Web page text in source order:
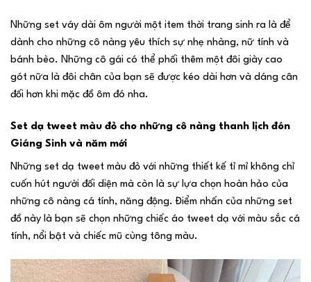
Những set váy dài ôm người một item thời trang sinh ra là để
dành cho những cô nàng yêu thích sự nhẹ nhàng, nữ tính và
bánh bèo. Những cô gái có thể phối thêm một đôi giày cao
gót nữa là đôi chân của bạn sẽ được kéo dài hơn và dáng cân
đối hơn khi mặc đồ ôm đó nha.
Set dạ tweet màu đỏ cho những cô nàng thanh lịch đón
Giáng Sinh và năm mới
Những set dạ tweet màu đỏ với những thiết kế tỉ mỉ không chỉ
cuốn hút người đối diện mà còn là sự lựa chọn hoàn hảo của
những cô nàng cá tính, năng động. Điểm nhấn của những set
đồ này là bạn sẽ chọn những chiếc áo tweet dạ với màu sắc cá
tính, nổi bật và chiếc mũ cùng tông màu.